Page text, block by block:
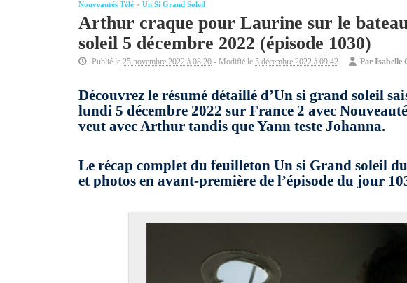
Nouveautés Télé » Un Si Grand Soleil
Arthur craque pour Laurine sur le
soleil 5 décembre 2022 (épisode 1030)
Publié le 25 novembre 2022 à 08:20 - Modifié le 5 décembre 2022 à 09:42 Par Isabelle
Découvrez le résumé détaillé d’Un si grand soleil
lundi 5 décembre 2022 sur France 2 avec
veut avec Arthur tandis que Yann teste Johanna.
Le récap complet du feuilleton Un si Grand soleil
et photos en avant-première de l’épisode du jour